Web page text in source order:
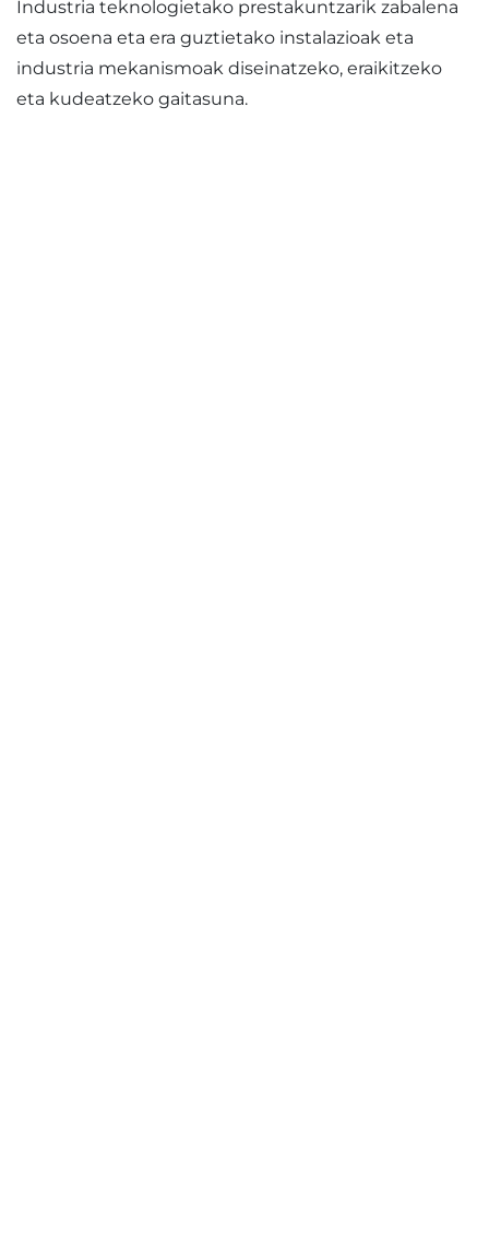
Industria teknologietako prestakuntzarik zabalena
eta osoena eta era guztietako instalazioak eta
industria mekanismoak diseinatzeko, eraikitzeko
eta kudeatzeko gaitasuna.